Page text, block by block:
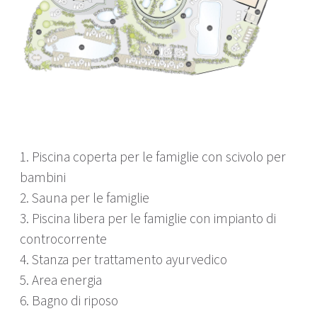
1. Piscina coperta per le famiglie con scivolo per
bambini
2. Sauna per le famiglie
3. Piscina libera per le famiglie con impianto di
controcorrente
4. Stanza per trattamento ayurvedico
5. Area energia
6. Bagno di riposo